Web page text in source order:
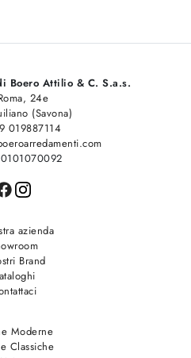
Boero Attilio & C. S.a.s.
24e
(Savona)
019887114
azienda
Brand
Moderne
Classiche